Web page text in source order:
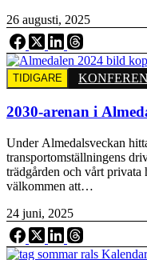
26 augusti, 2025
TIDIGARE
2030-arenan i
Under Almedalsveckan
transportomställningens
trädgården och vårt privata
välkommen att…
24 juni, 2025